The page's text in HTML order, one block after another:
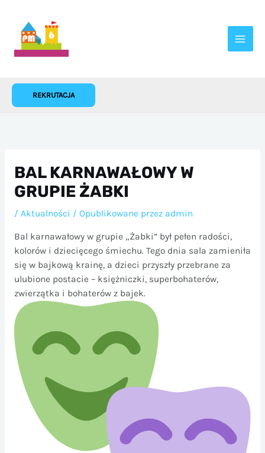
treści
REKRUTACJA
BAL KARNAWAŁOWY W
GRUPIE ŻABKI
/ Aktualności / Opublikowane przez admin
Bal karnawałowy w grupie „Żabki” był pełen radości,
kolorów i dziecięcego śmiechu. Tego dnia sala zamieniła
się w bajkową krainę, a dzieci przyszły przebrane za
ulubione postacie – księżniczki, superbohaterów,
zwierzątka i bohaterów z bajek.